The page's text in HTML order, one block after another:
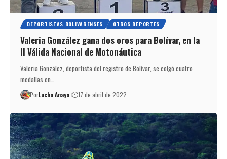
DEPORTISTAS BOLIVARENSES OTROS DEPORTES
Valeria González gana dos oros para Bolívar, en la
II Válida Nacional de Motonáutica
Valeria González, deportista del registro de Bolívar, se colgó cuatro
medallas en…
PorLucho Anaya 17 de abril de 2022